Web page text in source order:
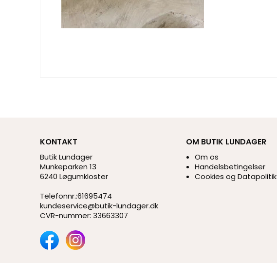
KONTAKT
Butik Lundager
Munkeparken 13
6240 Løgumkloster
Telefonnr.:61695474
kundeservice@butik-lundager.dk
CVR-nummer: 33663307
OM BUTIK LUNDAGER
Om os
Handelsbetingelser
Cookies og Datapolitik